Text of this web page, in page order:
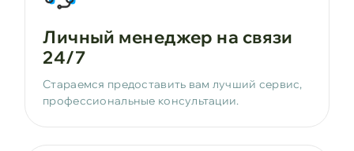
Личный менеджер на связи
24/7
Стараемся предоставить вам лучший сервис,
профессиональные консультации.